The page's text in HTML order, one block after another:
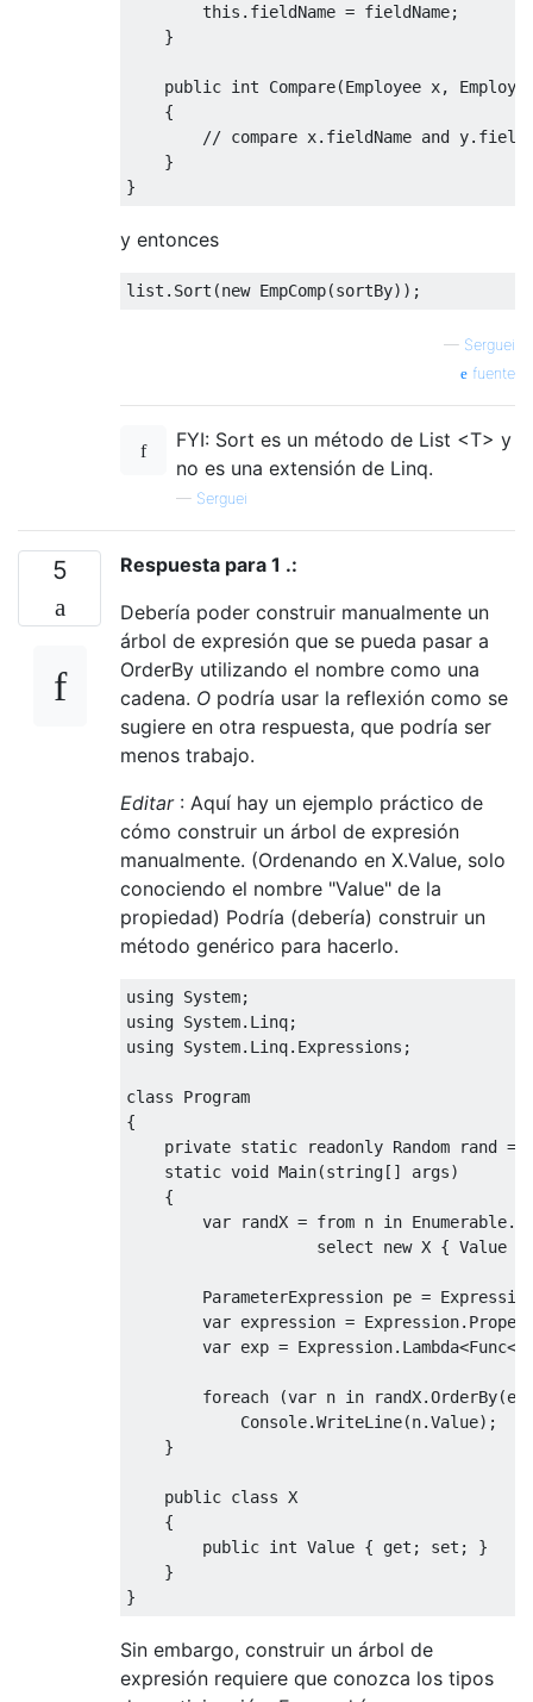
this . fieldName = fieldName;
}
public int Compare(Employee x,
{
// compare x.fieldName and
}
}
y entonces
list . Sort (new EmpComp(sortBy));
— Serguei
fuente
FYI: Sort es un método de List <T> y
no es una extensión de Linq.
— Serguei
5
Respuesta para 1 .:
Debería poder construir manualmente un
árbol de expresión que se pueda pasar a
OrderBy utilizando el nombre como una
cadena. O podría usar la reflexión como se
sugiere en otra respuesta, que podría ser
menos trabajo.
Editar: Aquí hay un ejemplo práctico de
cómo construir un árbol de expresión
manualmente. (Ordenando en X.Value, solo
conociendo el nombre "Value" de la
propiedad) Podría (debería) construir un
método genérico para hacerlo.
using System;
using System. Linq;
using System. Linq. Expressions ;
class
Program
{
private static readonly Random rand =
static void Main(string[] args)
{
var randX = from n in Enumerable.
select
new X { Value
ParameterExpression pe =
var expression = Expression.
var exp = Expression. Lambda<Func<
foreach (var n in randX.OrderBy(
Console.WriteLine(n.Value);
}
public class X
{
public int Value { get ; set ;
}
}
}
Sin embargo, construir un árbol de
expresión requiere que conozca los tipos